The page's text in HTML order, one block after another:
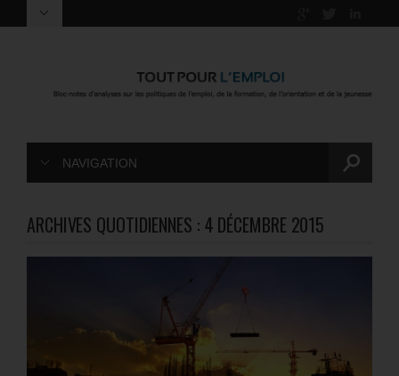
NAVIGATION
ARCHIVES QUOTIDIENNES : 4 DÉCEMBRE 2015